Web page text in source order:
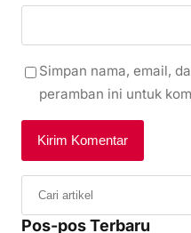
Simpan nama, email,
peramban ini untuk
Pos-pos Terbaru